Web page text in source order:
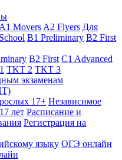
A1 Movers A2 Flyers Для
B1 Preliminary B2 First
B2 First C1 Advanced
TKT 2 TKT 3
экзаменам
17+ Независимое
лет Расписание и
Регистрация на
языку ОГЭ онлайн